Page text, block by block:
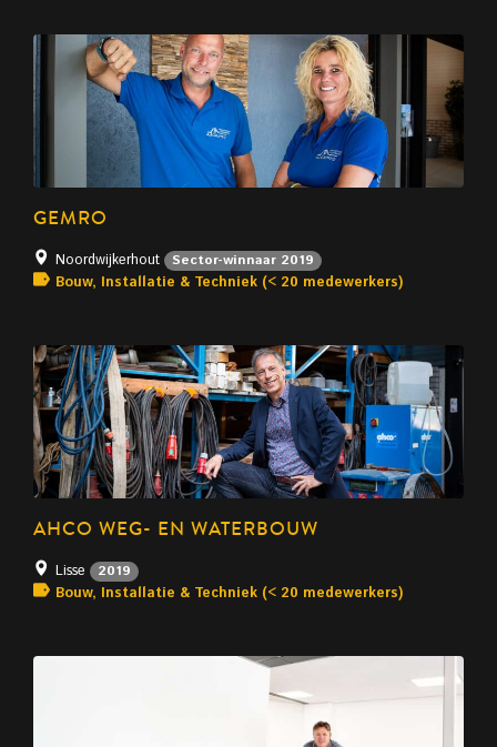
GEMRO
Noordwijkerhout Sector-winnaar 2019
Bouw, Installatie & Techniek (< 20 medewerkers)
AHCO WEG- EN WATERBOUW
Lisse 2019
Bouw, Installatie & Techniek (< 20 medewerkers)